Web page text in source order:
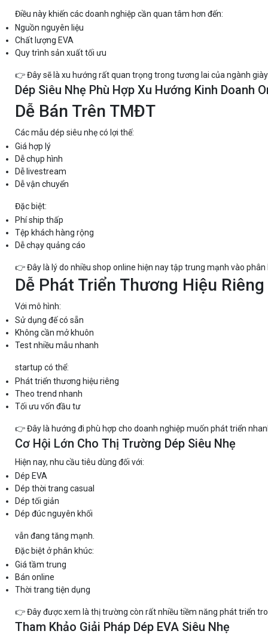
Điều này khiến các doanh nghiệp cần quan tâm hơn đến:
Nguồn nguyên liệu
Chất lượng EVA
Quy trình sản xuất tối ưu
👉 Đây sẽ là xu hướng rất quan trọng trong tương lai của ngành
Dép Siêu Nhẹ Phù Hợp Xu Hướng Kinh Doanh
Dễ Bán Trên TMĐT
Các mẫu dép siêu nhẹ có lợi thế:
Giá hợp lý
Dễ chụp hình
Dễ livestream
Dễ vận chuyển
Đặc biệt:
Phí ship thấp
Tệp khách hàng rộng
Dễ chạy quảng cáo
👉 Đây là lý do nhiều shop online hiện nay tập trung mạnh vào phân
Dễ Phát Triển Thương Hiệu Riêng
Với mô hình:
Sử dụng đế có sẵn
Không cần mở khuôn
Test nhiều mẫu nhanh
startup có thể:
Phát triển thương hiệu riêng
Theo trend nhanh
Tối ưu vốn đầu tư
👉 Đây là hướng đi phù hợp cho doanh nghiệp muốn phát triển
Cơ Hội Lớn Cho Thị Trường Dép Siêu Nhẹ
Hiện nay, nhu cầu tiêu dùng đối với:
Dép EVA
Dép thời trang casual
Dép tối giản
Dép đúc nguyên khối
vẫn đang tăng mạnh.
Đặc biệt ở phân khúc:
Giá tầm trung
Bán online
Thời trang tiện dụng
👉 Đây được xem là thị trường còn rất nhiều tiềm năng phát triển
Tham Khảo Giải Pháp Dép EVA Siêu Nhẹ